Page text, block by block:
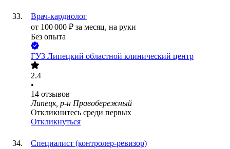
Врач-кардиолог
от 100 000 ₽ за месяц, на руки
Без опыта
ГУЗ Липецкий областной клинический центр
2.4
•
14 отзывов
Липецк, р-н Правобережный
Откликнитесь среди первых
Откликнуться
Специалист (контролер-ревизор)